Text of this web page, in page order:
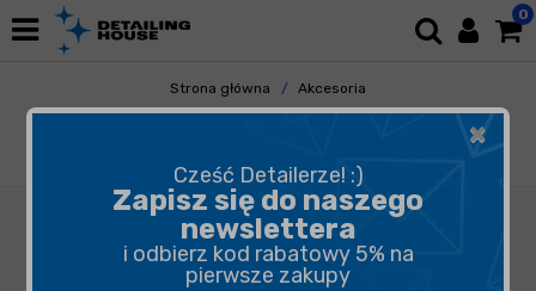
0
Strona główna
Akcesoria
Pozostałe Akcesoria
Torby i Organizery
×
Cześć Detailerze! :)
Zapisz się do naszego
newslettera
i odbierz kod rabatowy 5% na
pierwsze zakupy